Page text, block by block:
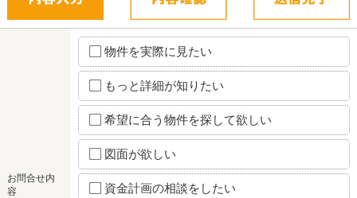
お問合せ内
容
物件を実際に見たい
もっと詳細が知りたい
希望に合う物件を探して欲しい
図面が欲しい
資金計画の相談をしたい